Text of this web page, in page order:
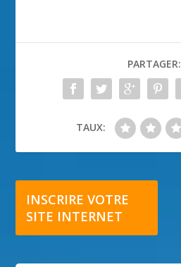
PARTAGER:
TAUX:
INSCRIRE VOTRE
SITE INTERNET